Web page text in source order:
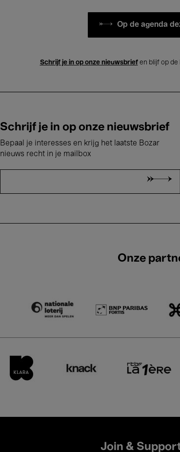
Op de agenda
Schrijf je in op onze nieuwsbriefen blijf op de
Schrijf je in op onze nieuwsbrief
Bepaal je interesses en krijg het laatste Bozar
nieuws recht in je mailbox
Onze
Join &